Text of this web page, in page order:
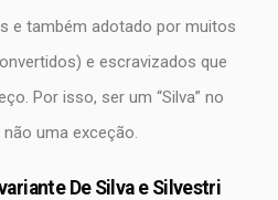
e também adotado por muitos
e escravizados que
Por isso, ser um “Silva” no
não uma exceção.
De Silva e Silvestri